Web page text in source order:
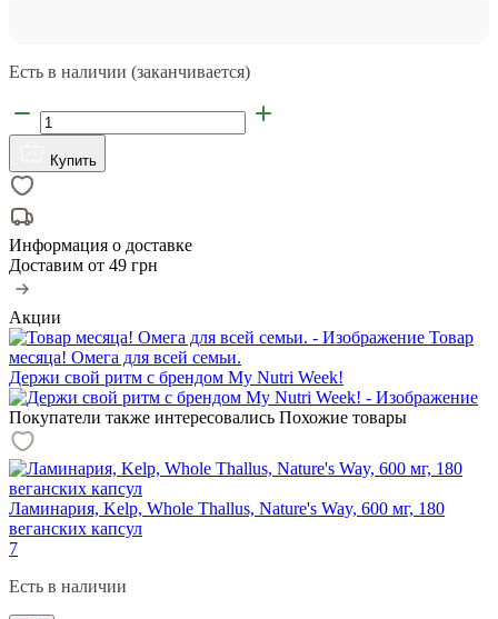
Есть в наличии (заканчивается)
Купить
Информация о доставке
Доставим от 49 грн
Акции
Товар
месяца! Омега для всей семьи.
Держи свой ритм с брендом My Nutri Week!
Покупатели также интересовались Похожие товары
Ламинария, Kelp, Whole Thallus, Nature's Way, 600 мг, 180
веганских капсул
7
Есть в наличии